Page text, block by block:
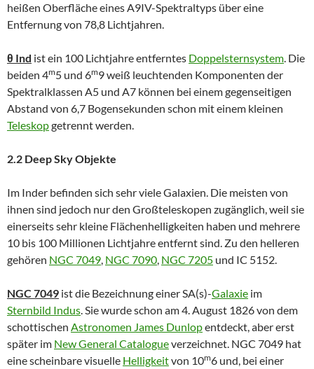
heißen Oberfläche eines A9IV-Spektraltyps über eine
Entfernung von 78,8 Lichtjahren.
θ Ind ist ein 100 Lichtjahre entferntes Doppelsternsystem. Die
beiden 4m5 und 6m9 weiß leuchtenden Komponenten der
Spektralklassen A5 und A7 können bei einem gegenseitigen
Abstand von 6,7 Bogensekunden schon mit einem kleinen
Teleskopgetrennt werden.
2.2 Deep Sky Objekte
Im Inder befinden sich sehr viele Galaxien. Die meisten von
ihnen sind jedoch nur den Großteleskopen zugänglich, weil sie
einerseits sehr kleine Flächenhelligkeiten haben und mehrere
10 bis 100 Millionen Lichtjahre entfernt sind. Zu den helleren
gehören NGC 7049, NGC 7090, NGC 7205 und IC 5152.
NGC 7049 ist die Bezeichnung einer SA(s)-Galaxie im
Sternbild Indus. Sie wurde schon am 4. August 1826 von dem
schottischen Astronomen James Dunlopentdeckt, aber erst
später im New General Catalogueverzeichnet. NGC 7049 hat
eine scheinbare visuelle Helligkeitvon 10m6 und, bei einer